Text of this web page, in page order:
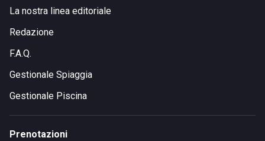
La nostra linea editoriale
Redazione
F.A.Q.
Gestionale Spiaggia
Gestionale Piscina
Prenotazioni